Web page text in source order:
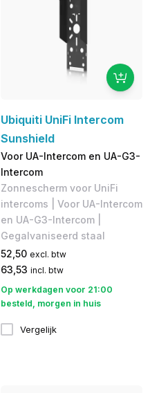
Ubiquiti UniFi Intercom
Sunshield
Voor UA-Intercom en UA-G3-
Intercom
Zonnescherm voor UniFi
intercoms | Voor UA-Intercom
en UA-G3-Intercom |
Gegalvaniseerd staal
52,50 excl. btw
63,53 incl. btw
Op werkdagen voor 21:00
besteld, morgen in huis
Vergelijk